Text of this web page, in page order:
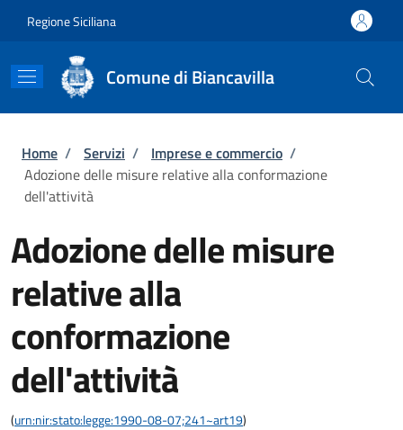
Regione Siciliana
Comune di Biancavilla
Briciole di pane
Home / Servizi / Imprese e commercio /
Adozione delle misure relative alla conformazione
dell'attività
Adozione delle misure
relative alla
conformazione
dell'attività
(urn:nir:stato:legge:1990-08-07;241~art19)